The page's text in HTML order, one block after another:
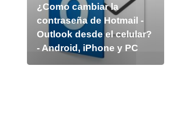
¿Como cambiar la
contraseña de Hotmail -
Outlook desde el celular?
- Android, iPhone y PC